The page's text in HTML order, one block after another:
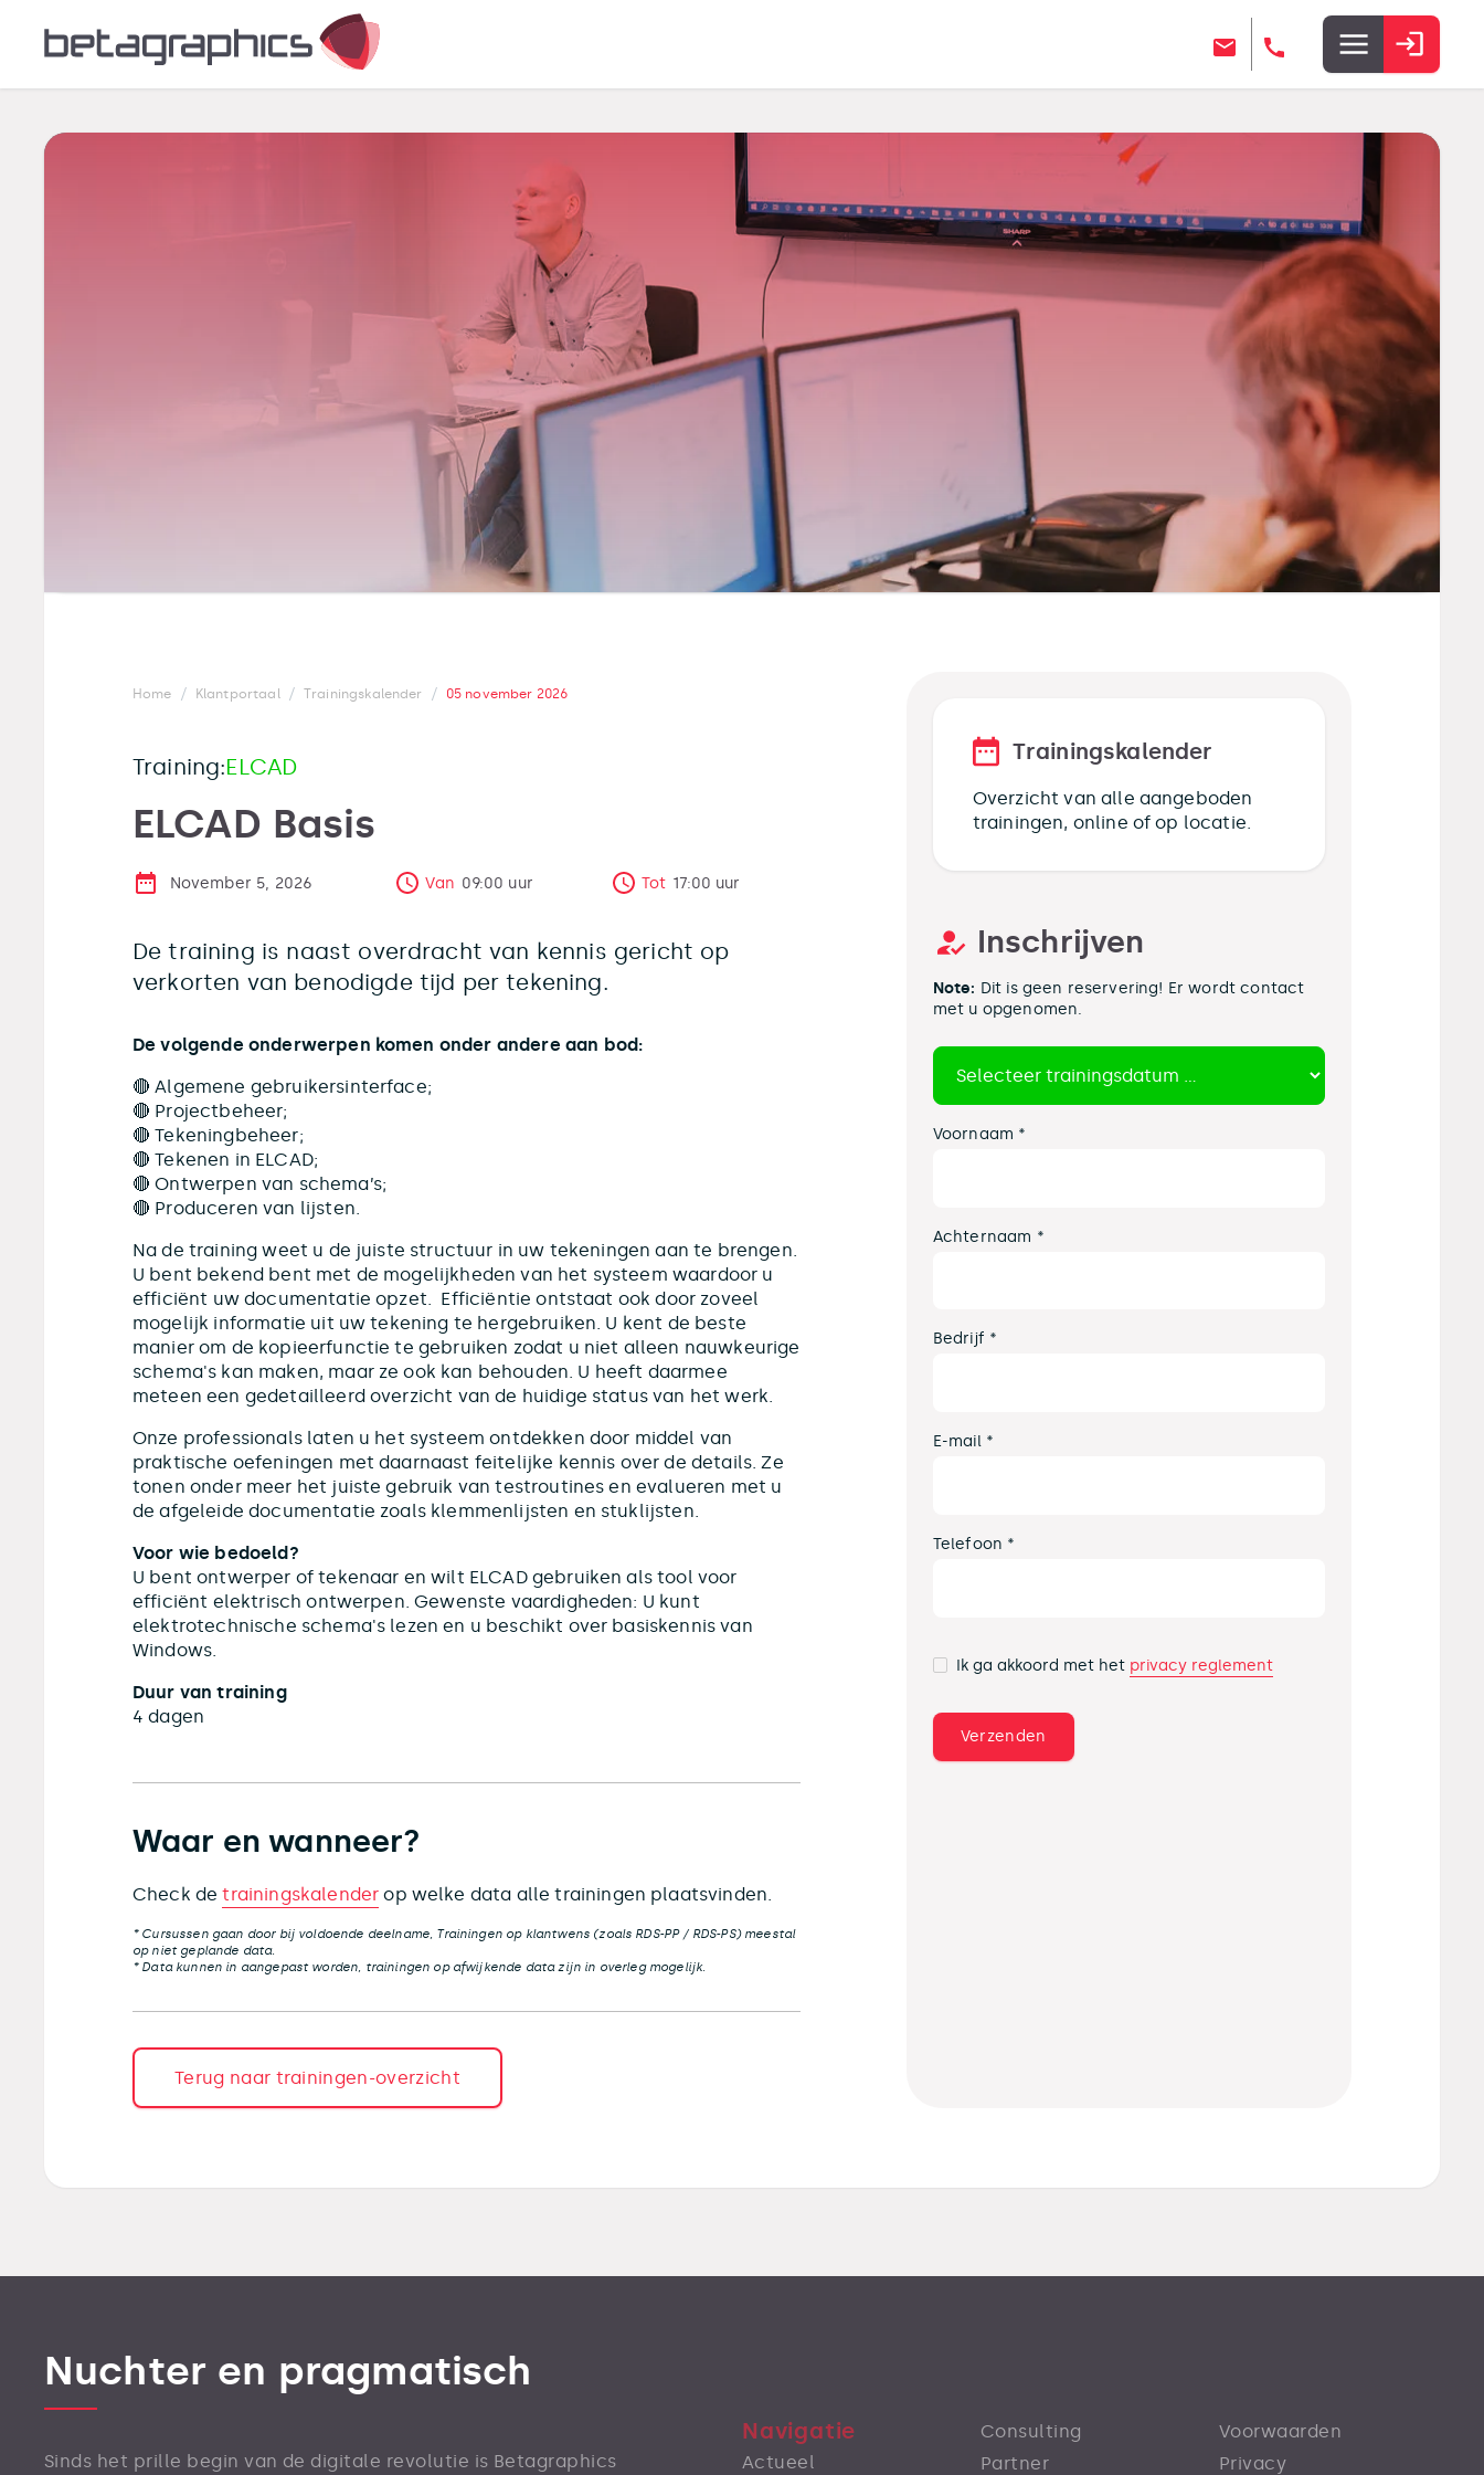
Home / Klantportaal / Trainingskalender / 05 november 2026
Training:ELCAD
ELCAD Basis
November 5, 2026 Van 09:00 uur Tot 17:00 uur
De training is naast overdracht van kennis gericht op
verkorten van benodigde tijd per tekening.
De volgende onderwerpen komen onder andere aan bod:
🔴 Algemene gebruikersinterface;
🔴 Projectbeheer;
🔴 Tekeningbeheer;
🔴 Tekenen in ELCAD;
🔴 Ontwerpen van schema’s;
🔴 Produceren van lijsten.
Na de training weet u de juiste structuur in uw tekeningen aan te brengen.
U bent bekend bent met de mogelijkheden van het systeem waardoor u
efficiënt uw documentatie opzet. Efficiëntie ontstaat ook door zoveel
mogelijk informatie uit uw tekening te hergebruiken. U kent de beste
manier om de kopieerfunctie te gebruiken zodat u niet alleen nauwkeurige
schema's kan maken, maar ze ook kan behouden. U heeft daarmee
meteen een gedetailleerd overzicht van de huidige status van het werk.
Onze professionals laten u het systeem ontdekken door middel van
praktische oefeningen met daarnaast feitelijke kennis over de details. Ze
tonen onder meer het juiste gebruik van testroutines en evalueren met u
de afgeleide documentatie zoals klemmenlijsten en stuklijsten.
Voor wie bedoeld?
U bent ontwerper of tekenaar en wilt ELCAD gebruiken als tool voor
efficiënt elektrisch ontwerpen. Gewenste vaardigheden: U kunt
elektrotechnische schema's lezen en u beschikt over basiskennis van
Windows.
Duur van training
4 dagen
Waar en wanneer?
Check detrainingskalender op welke data alle trainingen plaatsvinden.
* Cursussen gaan door bij voldoende deelname, Trainingen op klantwens (zoals RDS-PP / RDS-PS) meestal
op niet geplande data.
* Data kunnen in aangepast worden, trainingen op afwijkende data zijn in overleg mogelijk.
Terug naar trainingen-overzicht
Trainingskalender
Overzicht van alle aangeboden
trainingen, online of op locatie.
Inschrijven
Note: Dit is geen reservering! Er wordt contact
met u opgenomen.
Voornaam *
Achternaam *
Bedrijf *
E-mail *
Telefoon *
Ik ga akkoord met het privacy reglement
Nuchter en pragmatisch
Sinds het prille begin van de digitale revolutie is Betagraphics
Navigatie
Actueel
Consulting
Partner
Voorwaarden
Privacy